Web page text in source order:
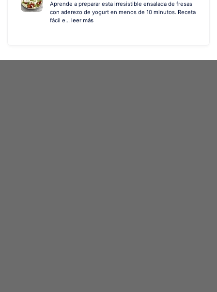
Aprende a preparar esta irresistible ensalada de fresas
con aderezo de yogurt en menos de 10 minutos. Receta
fácil e... leer más